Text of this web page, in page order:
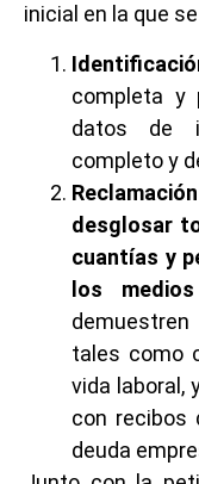
inicial en la que
completa y
datos de
completo y
desglosar
cuantías y
los
tales como
vida laboral,
con recibos
deuda